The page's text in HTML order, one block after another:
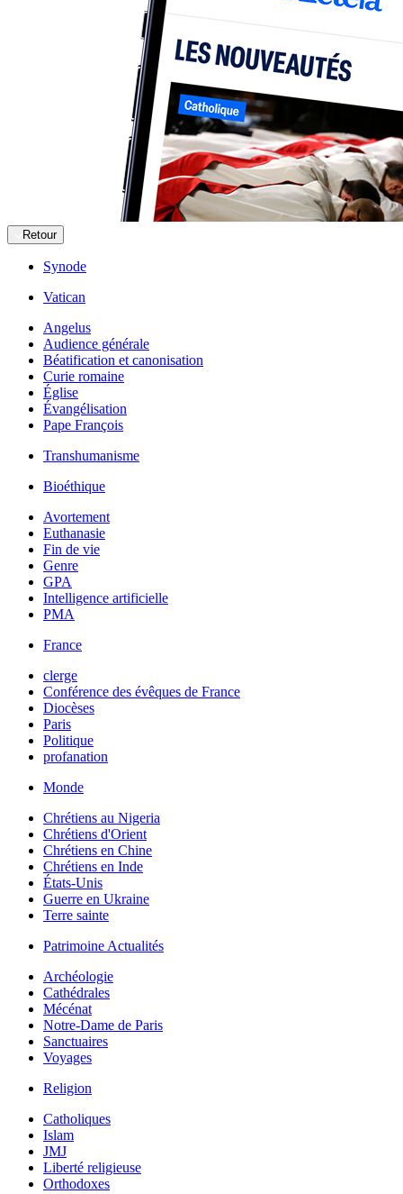
Retour
Synode
Vatican
Angelus
Audience générale
Béatification et canonisation
Curie romaine
Église
Évangélisation
Pape François
Transhumanisme
Bioéthique
Avortement
Euthanasie
Fin de vie
Genre
GPA
Intelligence artificielle
PMA
France
clerge
Conférence des évêques de France
Diocèses
Paris
Politique
profanation
Monde
Chrétiens au Nigeria
Chrétiens d'Orient
Chrétiens en Chine
Chrétiens en Inde
États-Unis
Guerre en Ukraine
Terre sainte
Patrimoine Actualités
Archéologie
Cathédrales
Mécénat
Notre-Dame de Paris
Sanctuaires
Voyages
Religion
Catholiques
Islam
JMJ
Liberté religieuse
Orthodoxes